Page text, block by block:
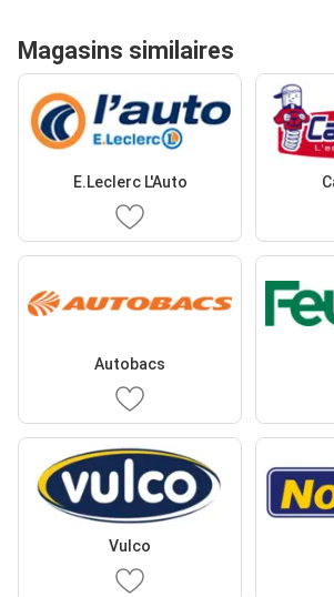
Magasins similaires
E.Leclerc L'Auto
Autobacs
Vulco